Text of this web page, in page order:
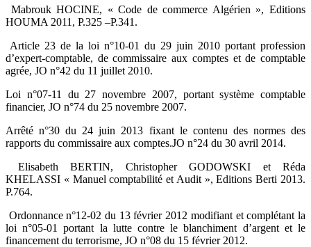
‎ Mabrouk HOCINE, « Code de commerce Algérien », Editions
HOUMA 2011, P.325 –P.341.‎
‎ Article 23 de la loi n°10-01 du 29 juin 2010 portant profession
d’expert-comptable, de ‎commissaire aux comptes et de comptable
agrée, JO n°42 du 11 juillet 2010.
Loi n°07-11 du 27 novembre 2007, portant système comptable
financier, JO n°74 du 25 novembre ‎‎2007.‎
Arrêté n°30 du 24 juin 2013 fixant le contenu des normes des
rapports du commissaire aux ‎comptes.JO n°24 du 30 avril 2014.‎
‎ Elisabeth BERTIN, Christopher GODOWSKI et Réda
KHELASSI « Manuel comptabilité et Audit », ‎Editions Berti 2013.
P.764.‎
‎ Ordonnance n°12-02 du 13 février 2012 modifiant et complétant la
loi n°05-01 portant la lutte ‎contre le blanchiment d’argent et le
financement du terrorisme, JO n°08 du 15 février 2012.‎